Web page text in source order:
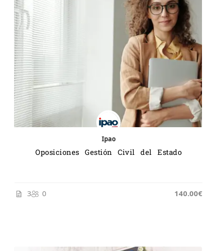
Ipao
Oposiciones Gestión Civil del Estado
3 0 140.00€